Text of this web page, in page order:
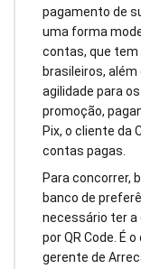
pagamento de
uma forma
contas, que tem
brasileiros,
agilidade para
promoção,
Pix, o cliente da
contas pagas.
Para concorrer,
banco de
necessário ter a
por QR Code. É
gerente de